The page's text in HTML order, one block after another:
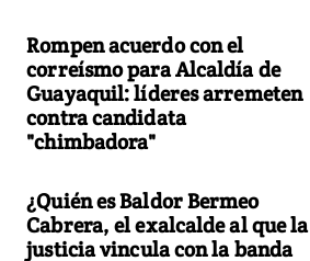
Rompen acuerdo con el
correísmo para Alcaldía de
Guayaquil: líderes arremeten
contra candidata
"chimbadora"
¿Quién es Baldor Bermeo
Cabrera, el exalcalde al que la
justicia vincula con la banda